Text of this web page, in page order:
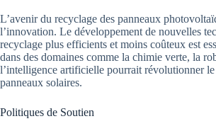
L’avenir du recyclage des panneaux
l’innovation. Le développement de nouvelles
recyclage plus efficients et moins coûteux est
dans des domaines comme la chimie verte, la
l’intelligence artificielle pourrait révolutionner le
panneaux solaires.
Politiques de Soutien